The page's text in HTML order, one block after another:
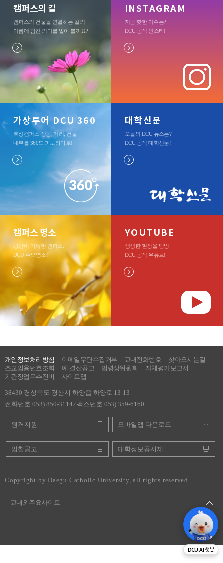
캠퍼스의 길
캠퍼스의 건물을 연결하는 길의
이름에 담긴 의미를 알아 볼까요?
INSTAGRAM
지금 핫한 이슈는?
DCU 공식 인스타!
가상투어 DCU 360
효성캠퍼스 상공, 거리, 건물
내부를 360도 파노라마로!
캠퍼스 명소
낭만이 가득한 캠퍼스.
DCU 주요명소!
대학신문
오늘의 DCU 뉴스는?
DCU 공식 대학신문!
YOUTUBE
생생한 현장을 탐방
DCU 공식 유튜브!
개인정보처리방침 이메일무단수집거부 교내전화번호
찾아오시는길
조교임용번호조회
예·결산공고 법령상위원회
자체평가보고서
기관장업무추진비
사이트맵
38430 경상북도 경산시 하양읍 하양로 13-13
전화번호 053) 850-3114 ⁄ 팩스번호 053) 359-6160
원격지원 모바일앱 다운로드
입찰공고 대학정보공시제
Copyright by Daegu Catholic University, all rights reserved.
교내외주요사이트
DCU:AI 챗봇